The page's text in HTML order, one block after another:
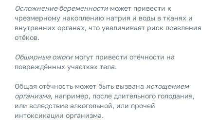
Осложнение беременности может привести к
чрезмерному накоплению натрия и воды в тканях и
внутренних органах, что увеличивает риск появления
отёков.
Обширные ожоги могут привести отёчности на
повреждённых участках тела.
Общая отёчность может быть вызвана истощением
организма, например, после длительного голодания,
или вследствие алкогольной, или прочей
интоксикации организма.